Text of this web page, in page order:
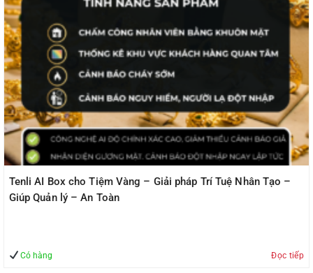
Tenli AI Box cho Tiệm Vàng – Giải pháp Trí Tuệ Nhân Tạo –
Giúp Quản lý – An Toàn
Có hàng Đọc tiếp